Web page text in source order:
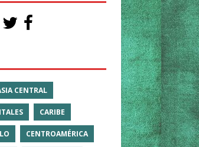
CENTRAL
CARIBE
CENTROAMÉRICA